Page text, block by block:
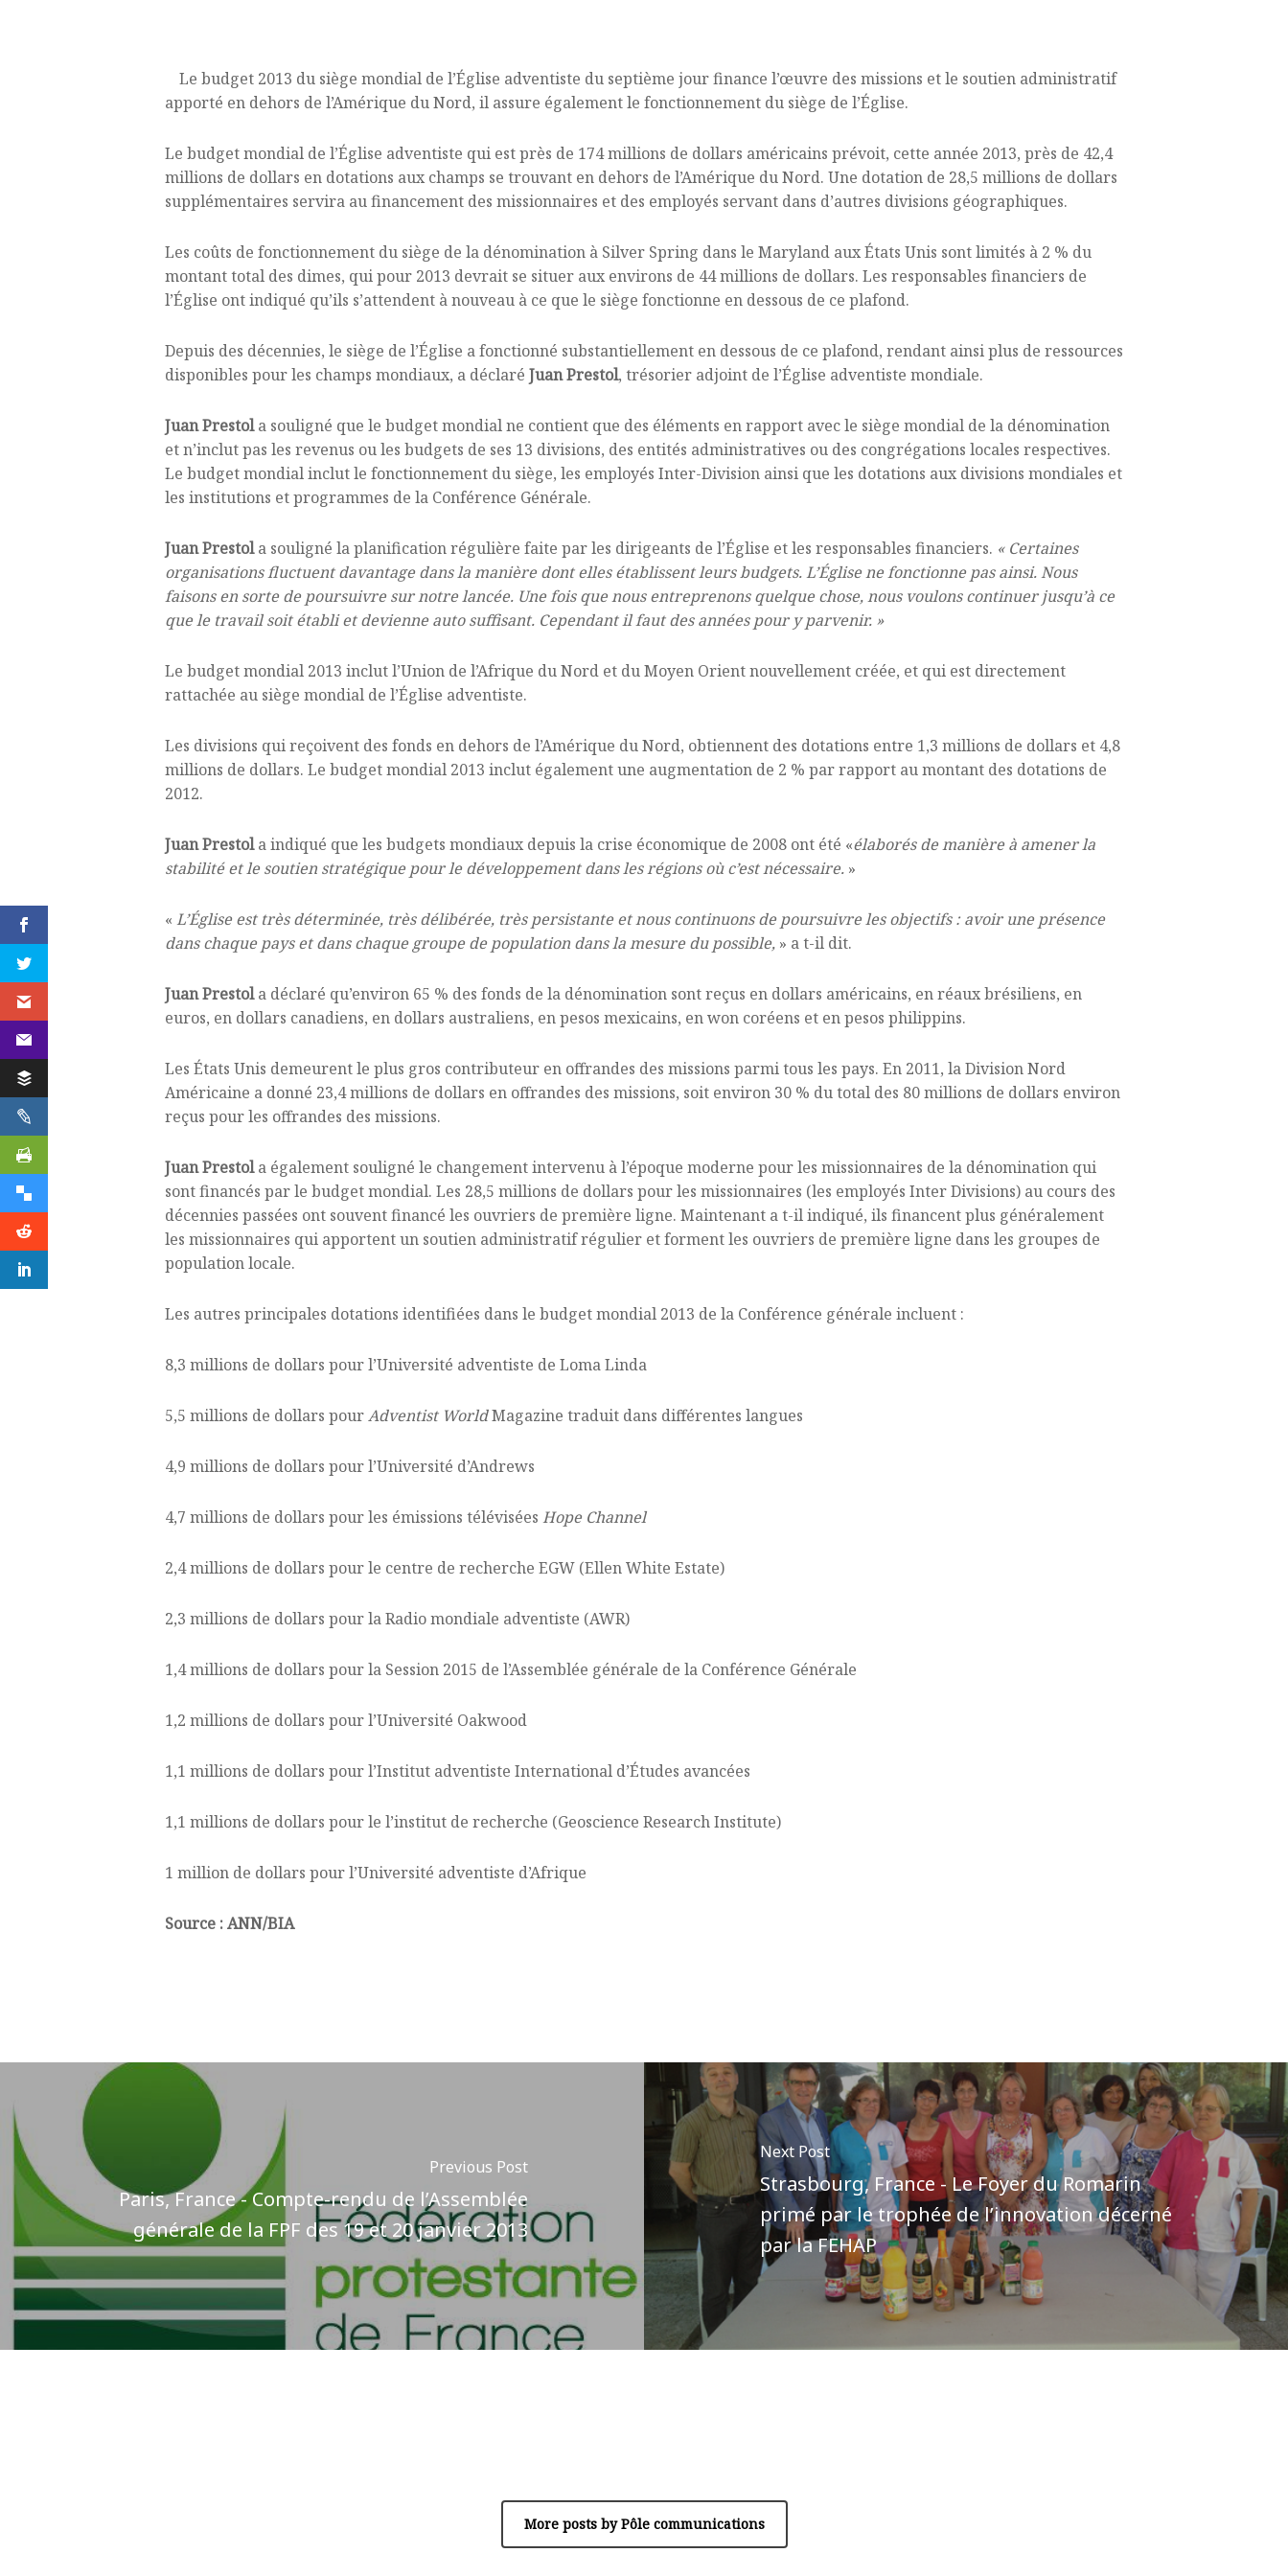
Le budget 2013 du siège mondial de l’Église adventiste du septième jour finance l’œuvre des missions et le soutien administratif
apporté en dehors de l’Amérique du Nord, il assure également le fonctionnement du siège de l’Église.
Le budget mondial de l’Église adventiste qui est près de 174 millions de dollars américains prévoit, cette année 2013, près de 42,4
millions de dollars en dotations aux champs se trouvant en dehors de l’Amérique du Nord. Une dotation de 28,5 millions de dollars
supplémentaires servira au financement des missionnaires et des employés servant dans d’autres divisions géographiques.
Les coûts de fonctionnement du siège de la dénomination à Silver Spring dans le Maryland aux États Unis sont limités à 2 % du
montant total des dimes, qui pour 2013 devrait se situer aux environs de 44 millions de dollars. Les responsables financiers de
l’Église ont indiqué qu’ils s’attendent à nouveau à ce que le siège fonctionne en dessous de ce plafond.
Depuis des décennies, le siège de l’Église a fonctionné substantiellement en dessous de ce plafond, rendant ainsi plus de ressources
disponibles pour les champs mondiaux, a déclaré Juan Prestol, trésorier adjoint de l’Église adventiste mondiale.
Juan Prestola souligné que le budget mondial ne contient que des éléments en rapport avec le siège mondial de la dénomination
et n’inclut pas les revenus ou les budgets de ses 13 divisions, des entités administratives ou des congrégations locales respectives.
Le budget mondial inclut le fonctionnement du siège, les employés Inter-Division ainsi que les dotations aux divisions mondiales et
les institutions et programmes de la Conférence Générale.
Juan Prestola souligné la planification régulière faite par les dirigeants de l’Église et les responsables financiers. « Certaines
organisations fluctuent davantage dans la manière dont elles établissent leurs budgets. L’Église ne fonctionne pas ainsi. Nous
faisons en sorte de poursuivre sur notre lancée. Une fois que nous entreprenons quelque chose, nous voulons continuer jusqu’à ce
que le travail soit établi et devienne auto suffisant. Cependant il faut des années pour y parvenir. »
Le budget mondial 2013 inclut l’Union de l’Afrique du Nord et du Moyen Orient nouvellement créée, et qui est directement
rattachée au siège mondial de l’Église adventiste.
Les divisions qui reçoivent des fonds en dehors de l’Amérique du Nord, obtiennent des dotations entre 1,3 millions de dollars et 4,8
millions de dollars. Le budget mondial 2013 inclut également une augmentation de 2 % par rapport au montant des dotations de
2012.
Juan Prestola indiqué que les budgets mondiaux depuis la crise économique de 2008 ont été «élaborés de manière à amener la
stabilité et le soutien stratégique pour le développement dans les régions où c’est nécessaire. »
« L’Église est très déterminée, très délibérée, très persistante et nous continuons de poursuivre les objectifs : avoir une présence
dans chaque pays et dans chaque groupe de population dans la mesure du possible, » a t-il dit.
Juan Prestola déclaré qu’environ 65 % des fonds de la dénomination sont reçus en dollars américains, en réaux brésiliens, en
euros, en dollars canadiens, en dollars australiens, en pesos mexicains, en won coréens et en pesos philippins.
Les États Unis demeurent le plus gros contributeur en offrandes des missions parmi tous les pays. En 2011, la Division Nord
Américaine a donné 23,4 millions de dollars en offrandes des missions, soit environ 30 % du total des 80 millions de dollars environ
reçus pour les offrandes des missions.
Juan Prestola également souligné le changement intervenu à l’époque moderne pour les missionnaires de la dénomination qui
sont financés par le budget mondial. Les 28,5 millions de dollars pour les missionnaires (les employés Inter Divisions) au cours des
décennies passées ont souvent financé les ouvriers de première ligne. Maintenant a t-il indiqué, ils financent plus généralement
les missionnaires qui apportent un soutien administratif régulier et forment les ouvriers de première ligne dans les groupes de
population locale.
Les autres principales dotations identifiées dans le budget mondial 2013 de la Conférence générale incluent :
8,3 millions de dollars pour l’Université adventiste de Loma Linda
5,5 millions de dollars pourAdventist WorldMagazine traduit dans différentes langues
4,9 millions de dollars pour l’Université d’Andrews
4,7 millions de dollars pour les émissions télévisées Hope Channel
2,4 millions de dollars pour le centre de recherche EGW (Ellen White Estate)
2,3 millions de dollars pour la Radio mondiale adventiste (AWR)
1,4 millions de dollars pour la Session 2015 de l’Assemblée générale de la Conférence Générale
1,2 millions de dollars pour l’Université Oakwood
1,1 millions de dollars pour l’Institut adventiste International d’Études avancées
1,1 millions de dollars pour le l’institut de recherche (Geoscience Research Institute)
1 million de dollars pour l’Université adventiste d’Afrique
Source : ANN/BIA
Previous Post
Paris, France - Compte-rendu de l’Assemblée
générale de la FPF des 19 et 20 janvier 2013
Next Post
Strasbourg, France - Le Foyer du Romarin
primé par le trophée de l’innovation décerné
par la FEHAP
More posts by Pôle communications